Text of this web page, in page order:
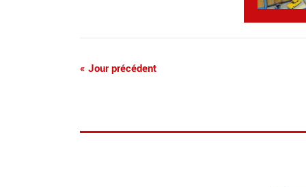
« Jour précédent